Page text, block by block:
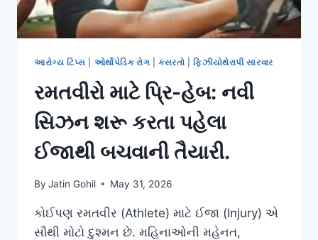
આરોગ્ય ટિપ્સ ઓર્થોપેડિક રોગ |કસરતો |ફિઝીયોથેરાપી સારવાર
રમતવીરો માટે પ્રિ-હેબ: નવી
સિઝન શરૂ કરતા પહેલા
ઈજાથી બચવાની તૈયારી.
By Jatin Gohil May 31, 2026
કોઈપણ રમતવીર (Athlete) માટે ઈજા (Injury) એ
સૌથી મોટો દુશ્મન છે. મહિનાઓની મહેનત,